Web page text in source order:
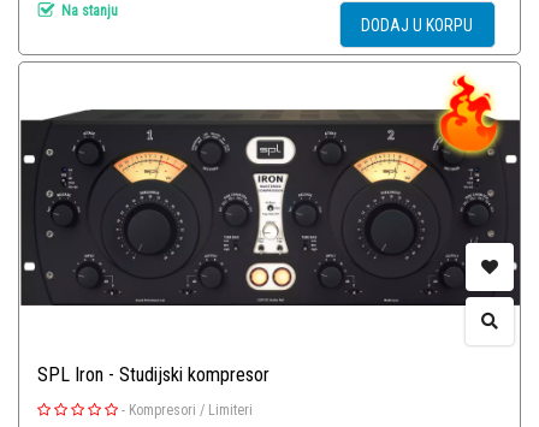
Na stanju
DODAJ U KORPU
SPL Iron - Studijski kompresor
- Kompresori / Limiteri